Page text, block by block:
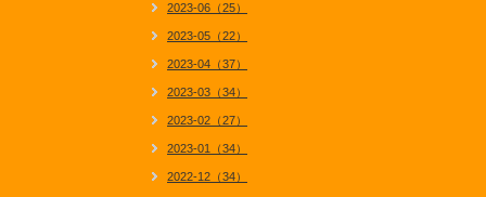
2023-06（25）
2023-05（22）
2023-04（37）
2023-03（34）
2023-02（27）
2023-01（34）
2022-12（34）